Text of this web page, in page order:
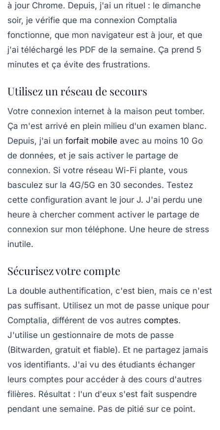
à jour Chrome. Depuis, j'ai un rituel : le dimanche
soir, je vérifie que ma connexion Comptalia
fonctionne, que mon navigateur est à jour, et que
j'ai téléchargé les PDF de la semaine. Ça prend 5
minutes et ça évite des frustrations.
Utilisez un réseau de secours
Votre connexion internet à la maison peut tomber.
Ça m'est arrivé en plein milieu d'un examen blanc.
Depuis, j'ai un forfait mobile avec au moins 10 Go
de données, et je sais activer le partage de
connexion. Si votre réseau Wi-Fi plante, vous
basculez sur la 4G/5G en 30 secondes. Testez
cette configuration avant le jour J. J'ai perdu une
heure à chercher comment activer le partage de
connexion sur mon téléphone. Une heure de stress
inutile.
Sécurisez votre compte
La double authentification, c'est bien, mais ce n'est
pas suffisant. Utilisez un mot de passe unique pour
Comptalia, différent de vos autres comptes.
J'utilise un gestionnaire de mots de passe
(Bitwarden, gratuit et fiable). Et ne partagez jamais
vos identifiants. J'ai vu des étudiants échanger
leurs comptes pour accéder à des cours d'autres
filières. Résultat : l'un d'eux s'est fait suspendre
pendant une semaine. Pas de pitié sur ce point.